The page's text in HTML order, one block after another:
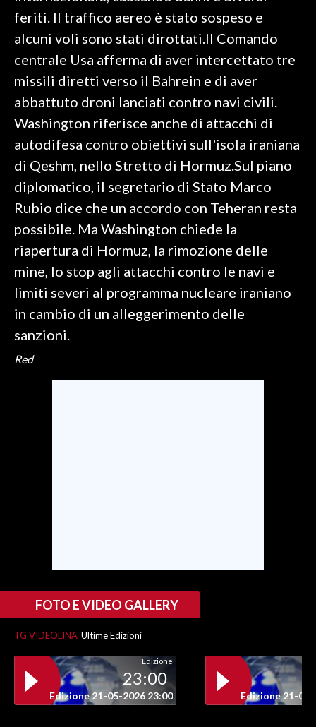
3 MINUTI CON
INFO AZIENDE
ABBONATI
ANNUNCI
NECROLOGI
PUBBLICITÀ
SPIAGGE
STORE
feriti. Il traffico aereo è stato sospeso e
alcuni voli sono stati dirottati.Il Comando
centrale Usa afferma di aver intercettato tre
missili diretti verso il Bahrein e di aver
abbattuto droni lanciati contro navi civili.
Washington riferisce anche di attacchi di
autodifesa contro obiettivi sull'isola iraniana
di Qeshm, nello Stretto di Hormuz.Sul piano
diplomatico, il segretario di Stato Marco
Rubio dice che un accordo con Teheran resta
possibile. Ma Washington chiede la
riapertura di Hormuz, la rimozione delle
mine, lo stop agli attacchi contro le navi e
limiti severi al programma nucleare iraniano
in cambio di un alleggerimento delle
sanzioni.
Red
FOTO E VIDEO GALLERY
TG VIDEOLINA Ultime Edizioni
Edizione
23:00
Edizione 21-05-2026 23:00 Edizione 21-05-